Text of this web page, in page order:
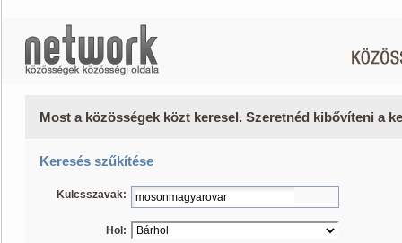
Most a közösségek közt keresel. Szeretnéd kibővíteni a
Keresés szűkítése
Kulcsszavak:
Hol: